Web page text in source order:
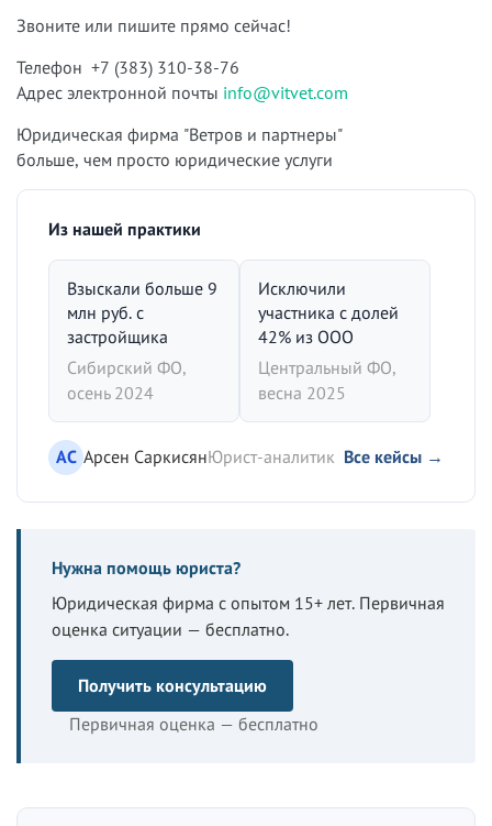
Звоните или пишите прямо сейчас!
Телефон +7 (383) 310-38-76
Адрес электронной почты info@vitvet.com
Юридическая фирма "Ветров и партнеры"
больше, чем просто юридические услуги
Из нашей практики
Взыскали больше 9
млн руб. с
застройщика
Сибирский ФО,
осень 2024
Исключили
участника с долей
42% из ООО
Центральный ФО,
весна 2025
АС Арсен СаркисянЮрист-аналитик Все кейсы →
Нужна помощь юриста?
Юридическая фирма с опытом 15+ лет. Первичная
оценка ситуации — бесплатно.
Получить консультацию
Первичная оценка — бесплатно